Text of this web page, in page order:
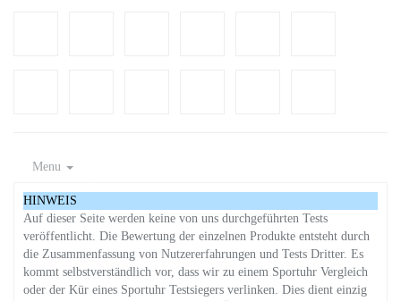
Menu
HINWEIS
Auf dieser Seite werden keine von uns durchgeführten Tests
veröffentlicht. Die Bewertung der einzelnen Produkte entsteht durch
die Zusammenfassung von Nutzererfahrungen und Tests Dritter. Es
kommt selbstverständlich vor, dass wir zu einem Sportuhr Vergleich
oder der Kür eines Sportuhr Testsiegers verlinken. Dies dient einzig